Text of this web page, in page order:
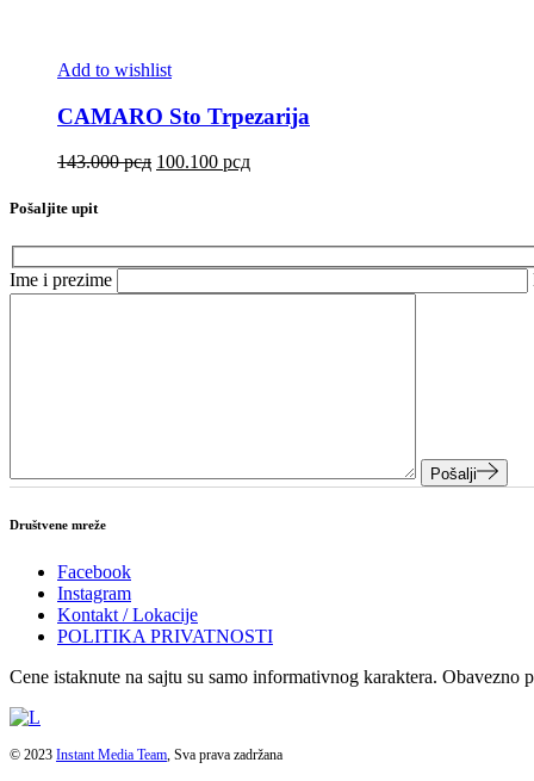
Add to wishlist
CAMARO Sto Trpezarija
143.000рсд 100.100 рсд
Pošaljite upit
Ime i prezime
Pošalji
Društvene mreže
Facebook
Instagram
Kontakt / Lokacije
POLITIKA PRIVATNOSTI
Cene istaknute na sajtu su samo informativnog karaktera.
© 2023 Instant Media Team, Sva prava zadržana